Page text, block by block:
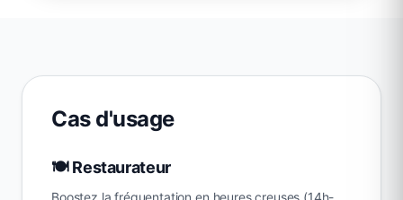
Cas d'usage
🍽️ Restaurateur
Boostez la fréquentation en heures creuses (14h-